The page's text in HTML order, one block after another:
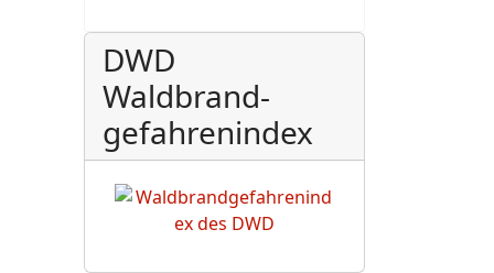
DWD
Waldbrand-
gefahrenindex